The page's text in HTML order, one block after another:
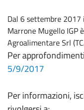
Dal 6 settembre
Marrone Mugello IGP
Agroalimentare Srl
Per
5/9/2017
Per informazioni,